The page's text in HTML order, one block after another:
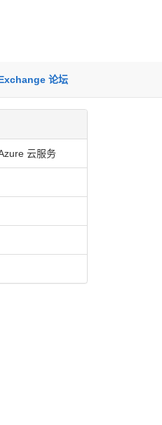
论坛
云服务